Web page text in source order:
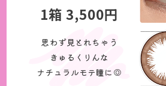
1箱 3,500円
思わず見とれちゃう
きゅるくりんな
ナチュラルモテ瞳に◎